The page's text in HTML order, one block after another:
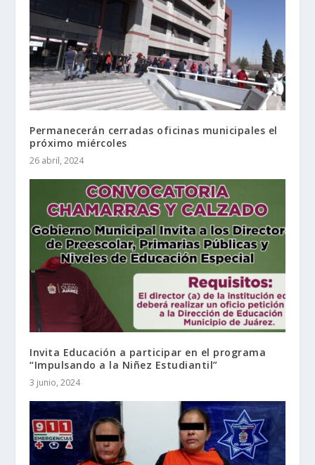
Permanecerán cerradas oficinas municipales el
próximo miércoles
26 abril, 2024
Invita Educación a participar en el programa
“Impulsando a la Niñez Estudiantil”
3 junio, 2024